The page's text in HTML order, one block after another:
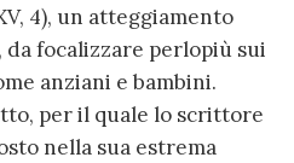
4), un atteggiamento
focalizzare perlopiù sui
anziani e bambini.
per il quale lo scrittore
nella sua estrema